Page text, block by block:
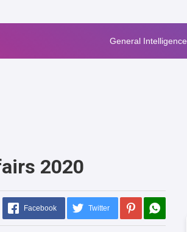
General Intelligence
2020
Facebook Twitter